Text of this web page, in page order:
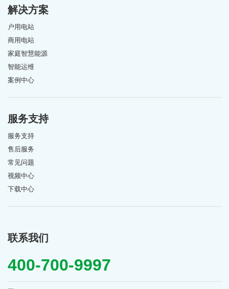
解决方案
户用电站
商用电站
家庭智慧能源
智能运维
案例中心
服务支持
服务支持
售后服务
常见问题
视频中心
下载中心
联系我们
400-700-9997